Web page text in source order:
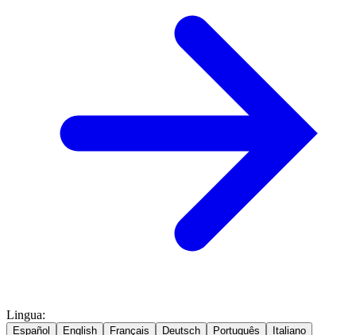
Lingua:
Español English Français Deutsch Português Italiano